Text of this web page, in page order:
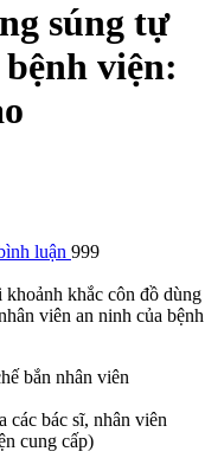
súng tự
viện:
luận 999
khắc côn đồ dùng
viên an ninh của bệnh
bác sĩ, nhân viên
cung cấp)